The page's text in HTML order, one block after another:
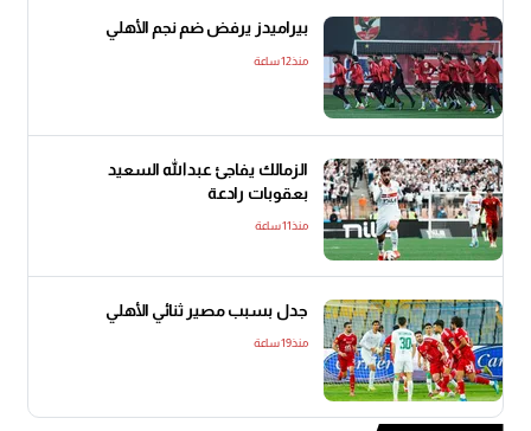
بيراميدز يرفض ضم نجم الأهلي
منذ12 ساعة
الزمالك يفاجئ عبدالله السعيد
بعقوبات رادعة
منذ11 ساعة
جدل بسبب مصير ثنائي الأهلي
منذ19 ساعة